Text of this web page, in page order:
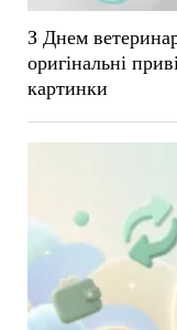
З Днем
оригінальні
картинки